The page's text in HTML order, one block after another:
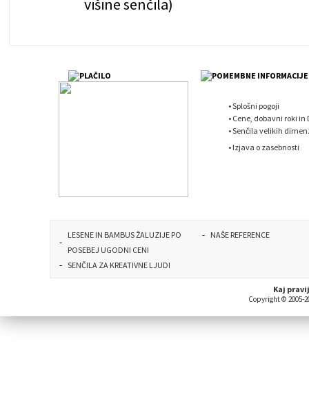
višine senčila)
•Splošni pogoji
• Cene, dobavni roki in
•Senčila velikih
• Izjava o zasebnosti
LESENE IN BAMBUS ŽALUZIJE PO
POSEBEJ UGODNI CENI
SENČILA ZA KREATIVNE LJUDI
NAŠE REFERENCE
Kaj
Copyright © 2005-